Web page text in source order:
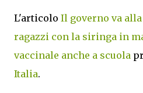
L'articolo Il governo va alla
ragazzi con la siringa in
vaccinale anche a scuola
Italia.